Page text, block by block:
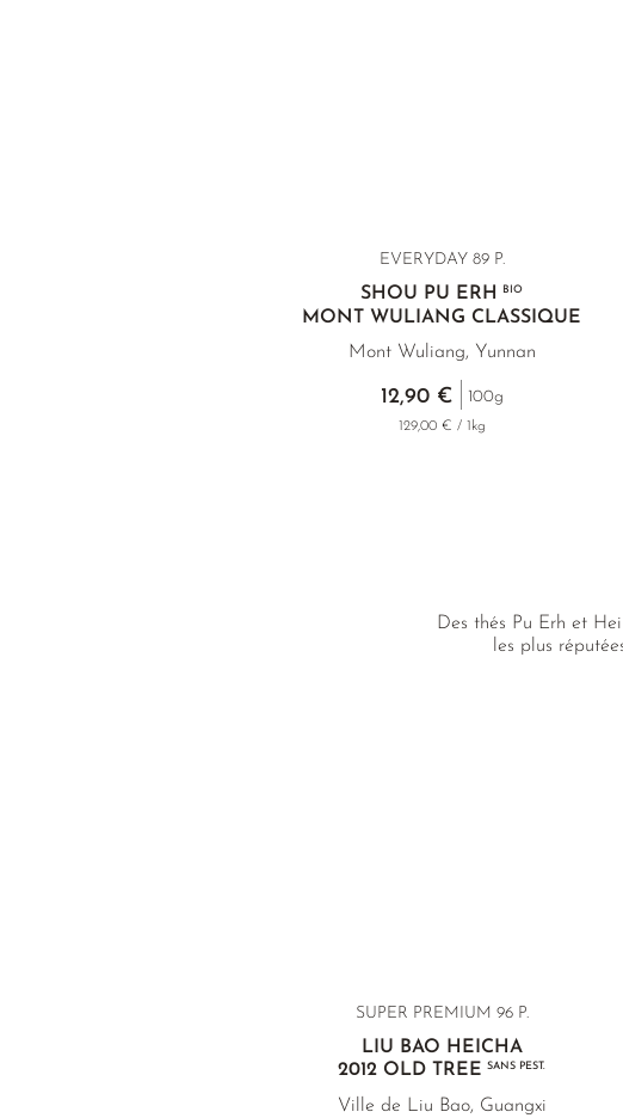
EVERYDAY 89 P.
SHOU PU ERH BIO
MONT WULIANG CLASSIQUE
Mont Wuliang, Yunnan
12,90 € 100g
129,00 € / 1kg
Des thés Pu Erh et
les plus
SUPER PREMIUM 96 P.
LIU BAO HEICHA
2012 OLD TREESANS PEST.
Ville de Liu Bao, Guangxi